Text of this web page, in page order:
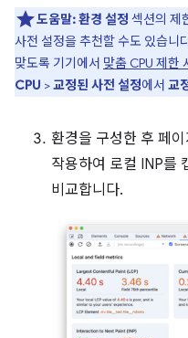
도움말:환경 설정 섹션의 제
사전 설정을 추천할 수도 있습니
맞도록 기기에서 맞춤 CPU 제한
CPU >교정된 사전 설정에서 교
환경을 구성한 후 페
작용하여 로컬 INP를
비교합니다.